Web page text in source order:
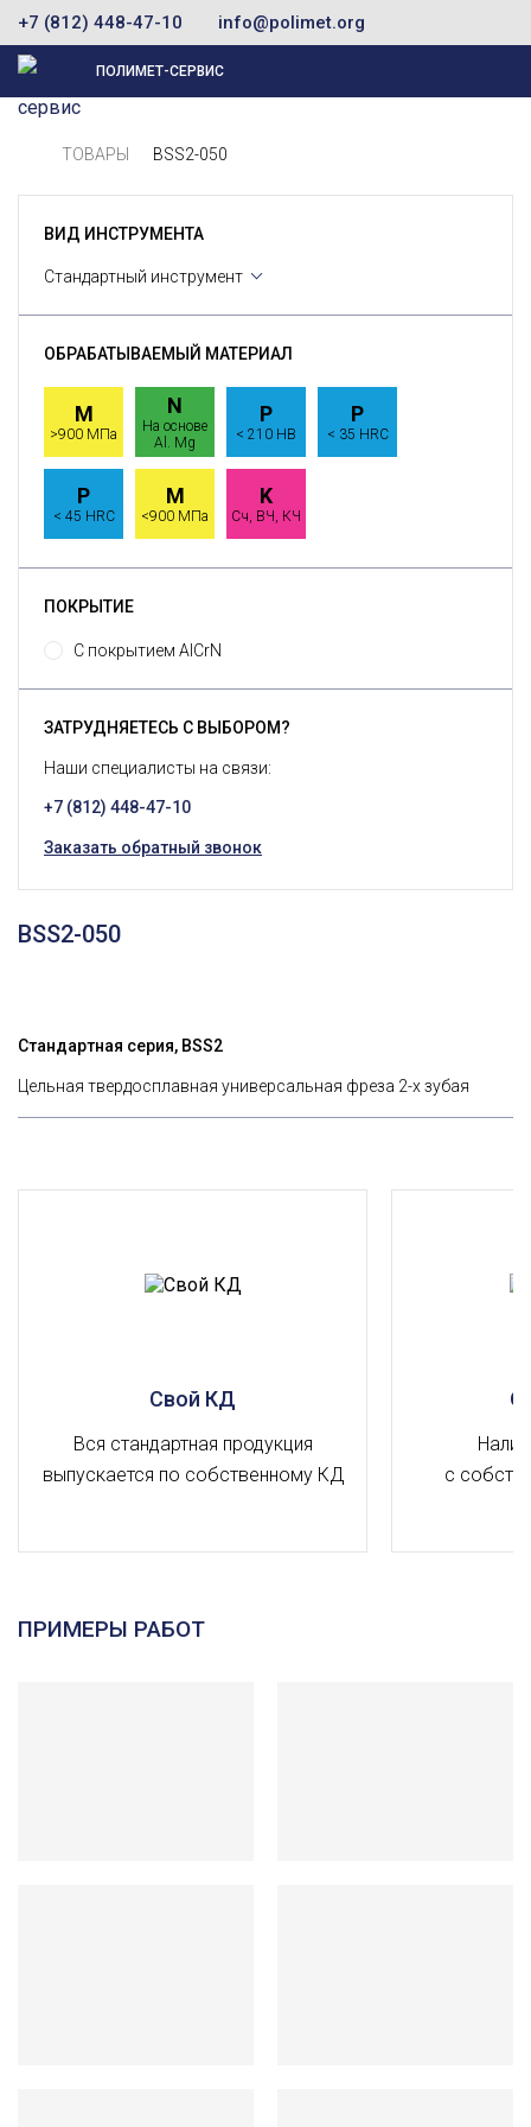
+7 (812) 448-47-10 info@polimet.org
ПОЛИМЕТ-СЕРВИС
ТОВАРЫ BSS2-050
BSS2-050
Стандартная серия, BSS2
Цельная твердосплавная универсальная фреза 2-х зубая
ВИД ИНСТРУМЕНТА
Стандартный инструмент
ОБРАБАТЫВАЕМЫЙ МАТЕРИАЛ
M
>900 МПа
N
На основе
Al. Mg
P
< 210 HB
P
< 35 HRC
P
< 45 HRC
M
<900 МПа
K
Сч, ВЧ, КЧ
ПОКРЫТИЕ
С покрытием AlCrN
ЗАТРУДНЯЕТЕСЬ С ВЫБОРОМ?
Наши специалисты на связи:
+7 (812) 448-47-10
Заказать обратный звонок
Свой КД
Вся стандартная продукция
выпускается по собственному КД
с
ПРИМЕРЫ РАБОТ